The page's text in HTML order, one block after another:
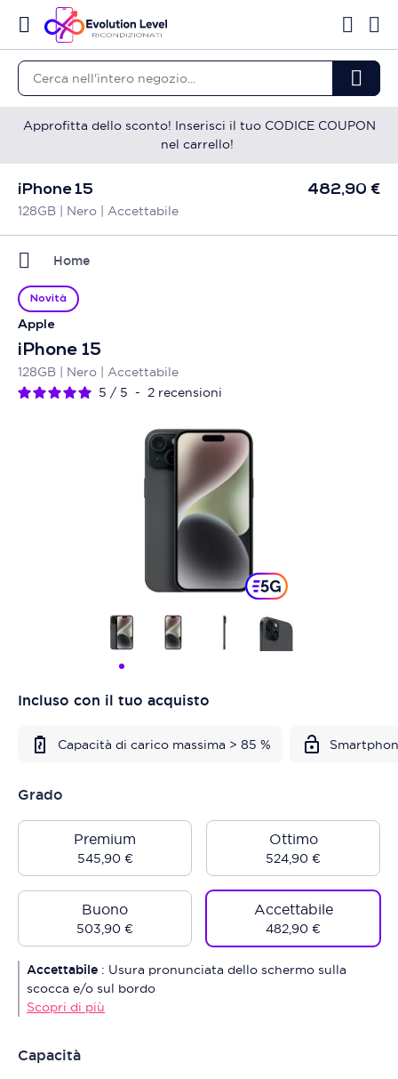
Approfitta dello sconto! Inserisci il tuo CODICE COUPON
nel carrello!
iPhone 15
128GB | Nero | Accettabile
482,90 €
Home
Apple
iPhone 15
128GB | Nero | Accettabile
5 / 5 - 2 recensioni
Novità
Incluso con il tuo acquisto
Capacità di carico massima > 85 %
Grado
Premium
545,90 €
Ottimo
524,90 €
Buono
503,90 €
Accettabile
482,90 €
Accettabile : Usura pronunciata dello schermo sulla
scocca e/o sul bordo
Scopri di più
Capacità